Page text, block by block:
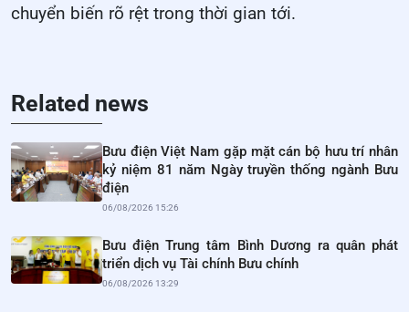
chuyển biến rõ rệt trong thời gian tới.
Related news
Bưu điện Việt Nam gặp mặt cán bộ hưu trí nhân
kỷ niệm 81 năm Ngày truyền thống ngành Bưu
điện
06/08/2026 15:26
Bưu điện Trung tâm Bình Dương ra quân phát
triển dịch vụ Tài chính Bưu chính
06/08/2026 13:29